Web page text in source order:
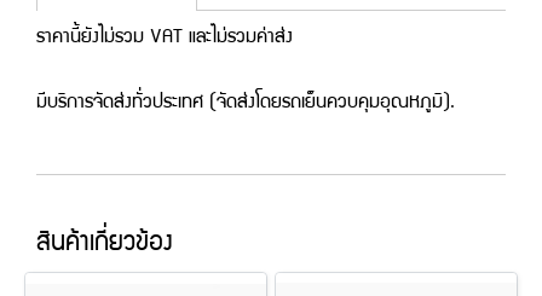
ราคานี้ยังไม่รวม VAT และไม่รวมค่าส่ง
มีบริการจัดส่งทั่วประเทศ (จัดส่งโดยรถเย็นควบคุมอุณหภูมิ).
สินค้าเกี่ยวข้อง